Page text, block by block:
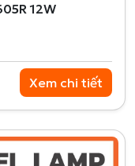
12W
Xem chi tiết